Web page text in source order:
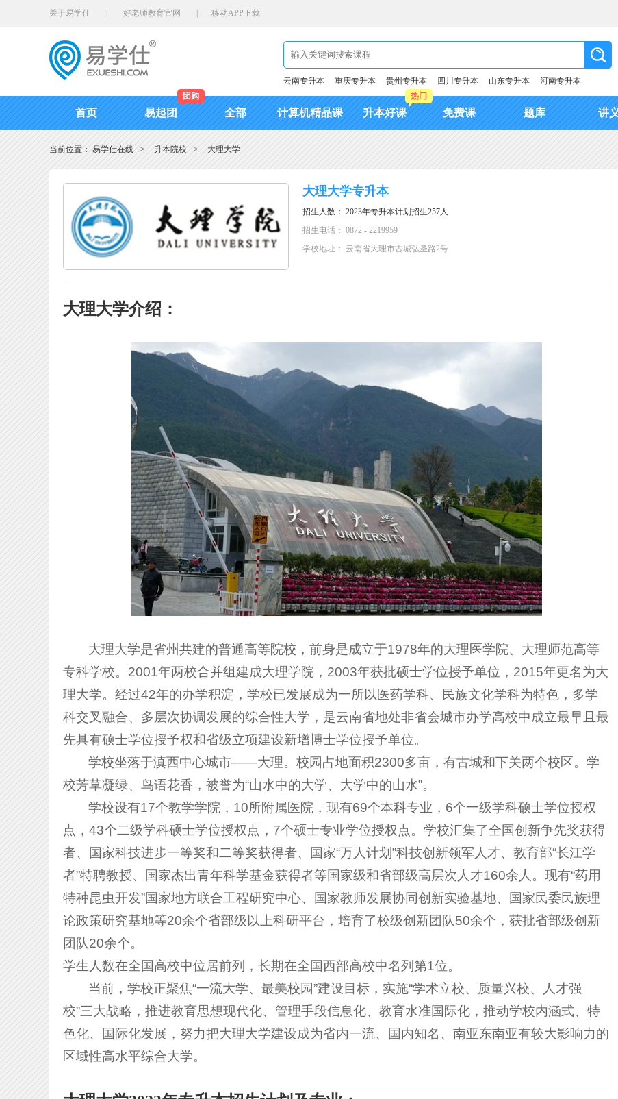
关于易学仕 好老师教育官网 移动APP下载
云南专升本 重庆专升本 贵州专升本 四川专升本 山东专升本 河南专升本
首页 易起团
团购
全部 计算机精品课 升本好课
热门
免费课 题库 讲义
当前位置： 易学仕在线 > 升本院校 > 大理大学
大理大学专升本
招生人数： 2023年专升本计划招生257人
招生电话： 0872 - 2219959
学校地址： 云南省大理市古城弘圣路2号
大理大学介绍：
大理大学是省州共建的普通高等院校，前身是成立于1978年的大理医学院、大理师范高等
专科学校。2001年两校合并组建成大理学院，2003年获批硕士学位授予单位，2015年更名为大
理大学。经过42年的办学积淀，学校已发展成为一所以医药学科、民族文化学科为特色，多学
科交叉融合、多层次协调发展的综合性大学，是云南省地处非省会城市办学高校中成立最早且最
先具有硕士学位授予权和省级立项建设新增博士学位授予单位。
学校坐落于滇西中心城市——大理。校园占地面积2300多亩，有古城和下关两个校区。学
校芳草凝绿、鸟语花香，被誉为“山水中的大学、大学中的山水”。
学校设有17个教学学院，10所附属医院，现有69个本科专业，6个一级学科硕士学位授权
点，43个二级学科硕士学位授权点，7个硕士专业学位授权点。学校汇集了全国创新争先奖获得
者、国家科技进步一等奖和二等奖获得者、国家“万人计划”科技创新领军人才、教育部“长江学
者”特聘教授、国家杰出青年科学基金获得者等国家级和省部级高层次人才160余人。现有“药用
特种昆虫开发”国家地方联合工程研究中心、国家教师发展协同创新实验基地、国家民委民族理
论政策研究基地等20余个省部级以上科研平台，培育了校级创新团队50余个，获批省部级创新
团队20余个。
学生人数在全国高校中位居前列，长期在全国西部高校中名列第1位。
当前，学校正聚焦“一流大学、最美校园”建设目标，实施“学术立校、质量兴校、人才强
校”三大战略，推进教育思想现代化、管理手段信息化、教育水准国际化，推动学校内涵式、特
色化、国际化发展，努力把大理大学建设成为省内一流、国内知名、南亚东南亚有较大影响力的
区域性高水平综合大学。